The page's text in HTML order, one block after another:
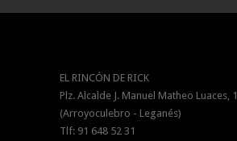
EL RINCÓN DE RICK
Plz. Alcalde J. Manuel Matheo Luaces, 1
(Arroyoculebro - Leganés)
Tlf: 91 648 52 31